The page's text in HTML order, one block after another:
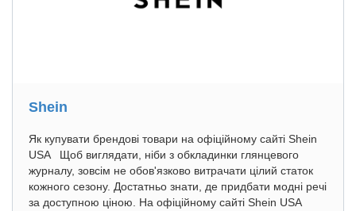
Shein
Як купувати брендові товари на офіційному сайті Shein
USA Щоб виглядати, ніби з обкладинки глянцевого
журналу, зовсім не обов'язково витрачати цілий статок
кожного сезону. Достатньо знати, де придбати модні речі
за доступною ціною. На офіційному сайті Shein USA